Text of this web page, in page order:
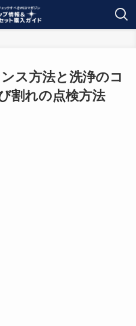
ス方法と洗浄のコ
割れの点検方法